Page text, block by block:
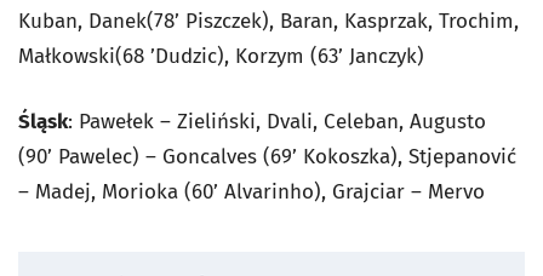
Kuban, Danek(78’ Piszczek), Baran, Kasprzak, Trochim,
Małkowski(68 ’Dudzic), Korzym (63’ Janczyk)
Śląsk: Pawełek – Zieliński, Dvali, Celeban, Augusto
(90’ Pawelec) – Goncalves (69’ Kokoszka), Stjepanović
– Madej, Morioka (60’ Alvarinho), Grajciar – Mervo